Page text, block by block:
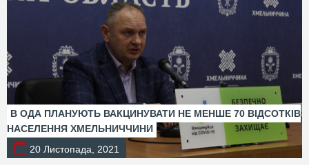
В ОДА ПЛАНУЮТЬ ВАКЦИНУВАТИ НЕ МЕНШЕ 70 ВІДСОТКІВ
НАСЕЛЕННЯ ХМЕЛЬНИЧЧИНИ
20 Листопада, 2021